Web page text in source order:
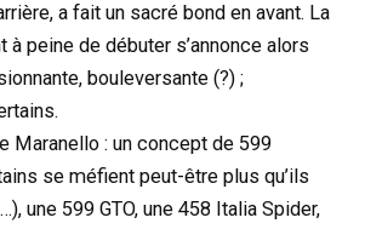
a fait un sacré bond en avant. La
à peine de débuter s’annonce alors
bouleversante (?) ;
Maranello : un concept de 599
se méfient peut-être plus qu’ils
une 599 GTO, une 458 Italia Spider,